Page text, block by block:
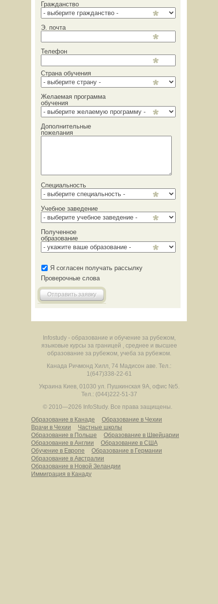
Гражданство
Э. почта
Телефон
Страна обучения
Желаемая программа
обучения
Дополнительные
пожелания
Специальность
Учебное заведение
Полученное
образование
Я согласен получать рассылку
Проверочные слова
Отправить заявку
Infostudy - образование и обучение за рубежом,
языковые курсы за границей , среднее и высшее
образование за рубежом, учеба за рубежом.
Канада Ричмонд Хилл, 74 Мадисон аве. Тел.:
1(647)338-22-61
Украина Киев, 01030 ул. Пушкинская 9А, офис №5.
Тел.: (044)222-51-37
© 2010—2026 InfoStudy. Все права защищены.
Образование в Канаде
Образование в Чехии
Врачи в Чехии
Частные школы
Образование в Польше
Образование в Швейцарии
Образование в Англии
Образование в США
Обучение в Европе
Образование в Германии
Образование в Австралии
Образование в Новой Зеландии
Иммиграция в Канаду